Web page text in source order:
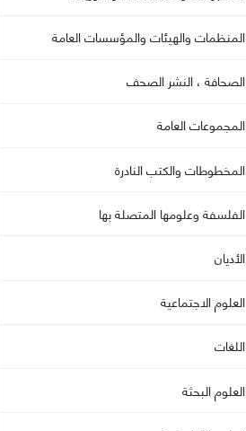
المنظمات والهيئات والمؤسسات العامة
الصحافة ، النشر الصحف
المجموعات العامة
المخطوطات والكتب النادرة
الفلسفة وعلومها المتصلة بها
الأديان
العلوم الاجتماعية
اللغات
العلوم البحثة